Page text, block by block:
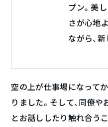
プン。美
さが心地
ながら、
空の上が仕事場になって
りました。そして、同僚
とお話ししたり触れ合う